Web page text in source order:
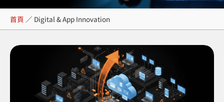
Digital & App Innovation
首頁 ／ Digital & App Innovation